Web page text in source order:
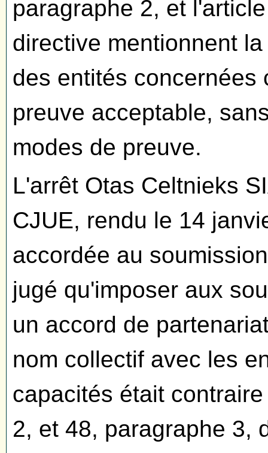
paragraphe 2, et
directive mentionnent
des entités concernées
preuve acceptable,
modes de preuve.
L'arrêt Otas Celtnieks
CJUE, rendu le 14
accordée au
jugé qu'imposer aux
un accord de
nom collectif avec les
capacités était
2, et 48, paragraphe 3,